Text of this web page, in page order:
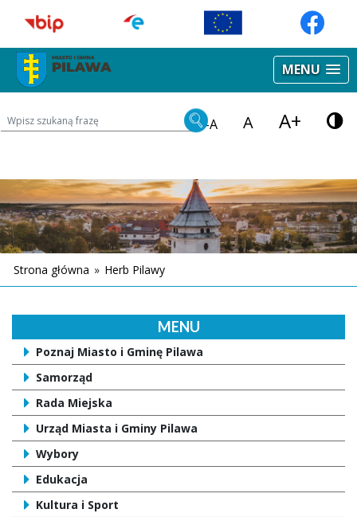
MENU
Wyszukiwarka treści na stronie -A A A+
Strona główna » Herb Pilawy
MENU
Poznaj Miasto i Gminę Pilawa
Samorząd
Rada Miejska
Urząd Miasta i Gminy Pilawa
Wybory
Edukacja
Kultura i Sport